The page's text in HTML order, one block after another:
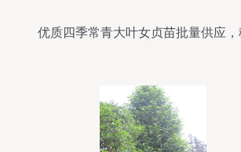
优质四季常青大叶女贞苗批量供应